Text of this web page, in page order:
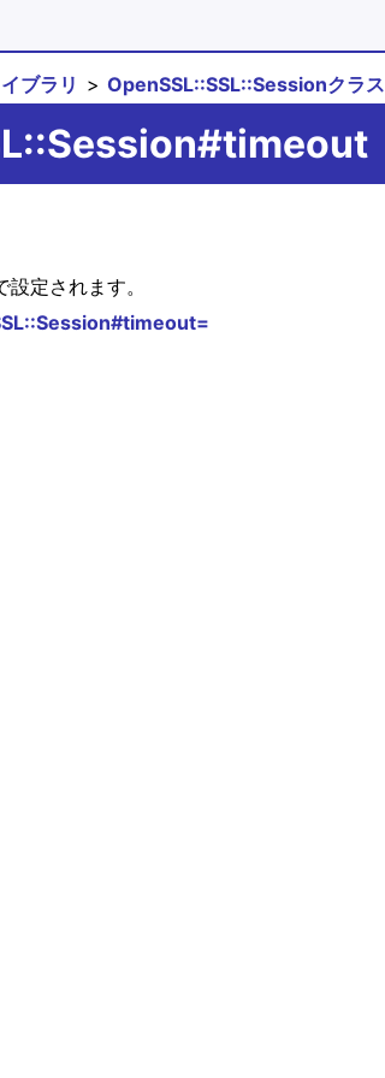
ブラリ OpenSSL::SSL::Sessionクラス
設定されます。